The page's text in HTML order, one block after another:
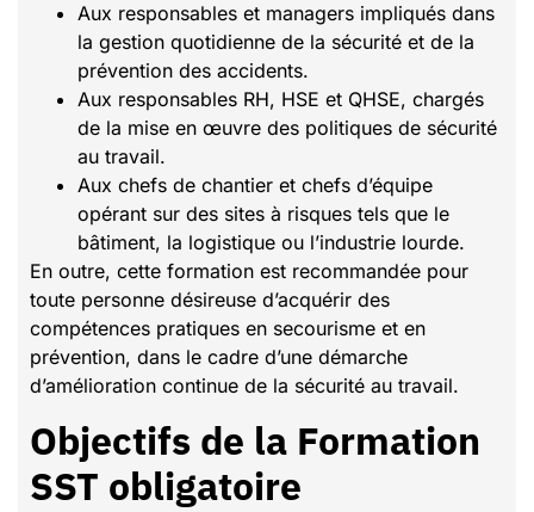
Aux responsables et managers impliqués dans
la gestion quotidienne de la sécurité et de la
prévention des accidents.
Aux responsables RH, HSE et QHSE, chargés
de la mise en œuvre des politiques de sécurité
au travail.
Aux chefs de chantier et chefs d’équipe
opérant sur des sites à risques tels que le
bâtiment, la logistique ou l’industrie lourde.
En outre, cette formation est recommandée pour
toute personne désireuse d’acquérir des
compétences pratiques en secourisme et en
prévention, dans le cadre d’une démarche
d’amélioration continue de la sécurité au travail.
Objectifs de la Formation
SST obligatoire